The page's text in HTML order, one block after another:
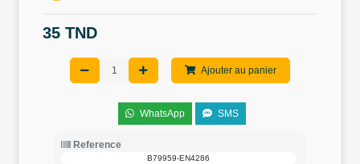
35 TND
Ajouter au panier
WhatsApp SMS
Reference
B79959-EN4286